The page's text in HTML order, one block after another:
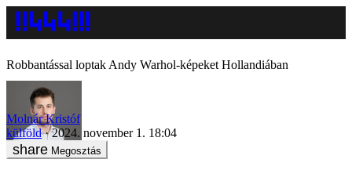
Robbantással loptak Andy Warhol-képeket Hollandiában
Molnár Kristóf
külföld
2024. november 1. 18:04
Megosztás